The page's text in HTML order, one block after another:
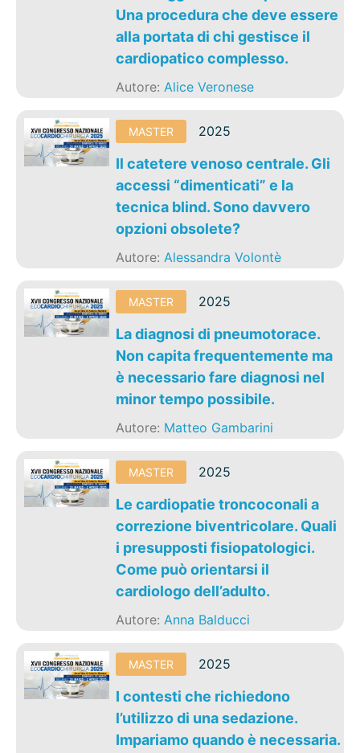
Una procedura che deve essere
alla portata di chi gestisce il
cardiopatico complesso.
Autore:Alice Veronese
MASTER 2025
Il catetere venoso centrale. Gli
accessi “dimenticati” e la
tecnica blind. Sono davvero
opzioni obsolete?
Autore:Alessandra Volontè
MASTER 2025
La diagnosi di pneumotorace.
Non capita frequentemente ma
è necessario fare diagnosi nel
minor tempo possibile.
Autore: Matteo Gambarini
MASTER 2025
Le cardiopatie troncoconali a
correzione biventricolare. Quali
i presupposti fisiopatologici.
Come può orientarsi il
cardiologo dell’adulto.
Autore:Anna Balducci
MASTER 2025
I contesti che richiedono
l’utilizzo di una sedazione.
Impariamo quando è necessaria.